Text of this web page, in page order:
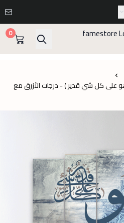
0
على كل شي قدير ) - درجات الأزرق مع